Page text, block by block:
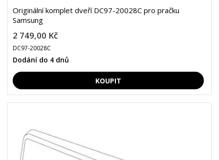
Originální komplet dveří DC97-20028C pro pračku
Samsung
2 749,00 Kč
DC97-20028C
Dodání do 4 dnů